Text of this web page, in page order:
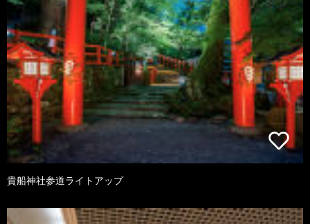
貴船神社参道ライトアップ